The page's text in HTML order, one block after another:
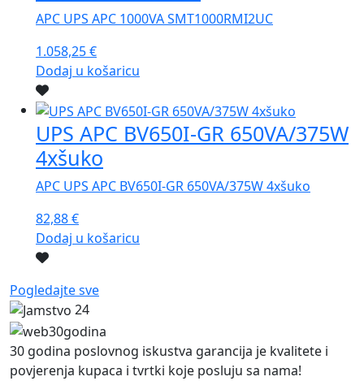
APC UPS APC 1000VA SMT1000RMI2UC
1.058,25€
Dodaj u košaricu
UPS APC BV650I-GR 650VA/375W
4xšuko
APC UPS APC BV650I-GR 650VA/375W 4xšuko
82,88€
Dodaj u košaricu
Pogledajte sve
24
30 godina poslovnog iskustva garancija je kvalitete i
povjerenja kupaca i tvrtki koje posluju sa nama!